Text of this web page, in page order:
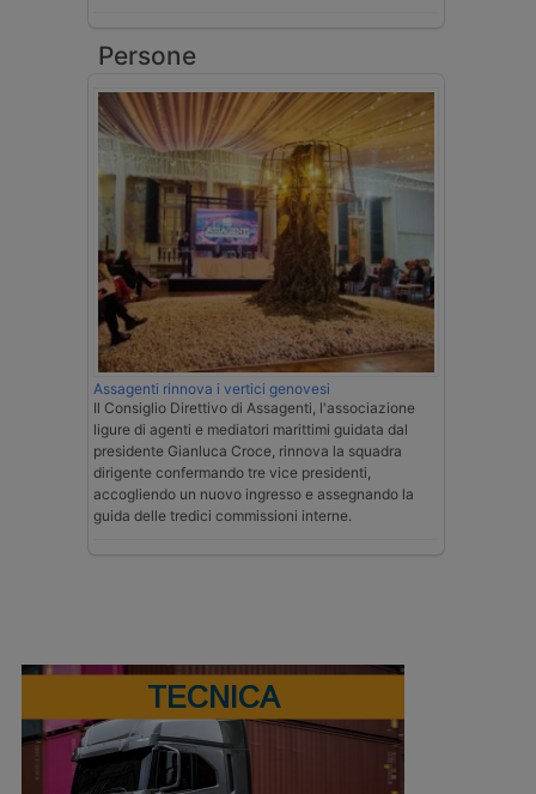
Persone
Assagenti rinnova i vertici genovesi
Il Consiglio Direttivo di Assagenti, l'associazione
ligure di agenti e mediatori marittimi guidata dal
presidente Gianluca Croce, rinnova la squadra
dirigente confermando tre vice presidenti,
accogliendo un nuovo ingresso e assegnando la
guida delle tredici commissioni interne.
TECNICA